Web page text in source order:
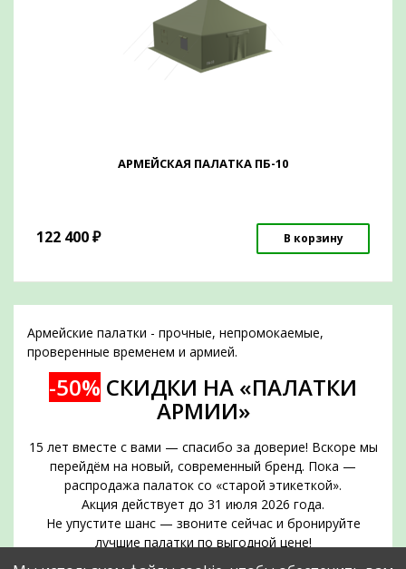
АРМЕЙСКАЯ ПАЛАТКА ПБ-10
122 400₽ В корзину
Армейские палатки - прочные, непромокаемые,
проверенные временем и армией.
-50% СКИДКИ НА «ПАЛАТКИ
АРМИИ»
15 лет вместе с вами — спасибо за доверие! Вскоре мы
перейдём на новый, современный бренд. Пока —
распродажа палаток со «старой этикеткой».
Акция действует до 31 июля 2026 года.
Не упустите шанс — звоните сейчас и бронируйте
лучшие палатки по выгодной цене!
Срок действия акции — до 31 июля 2026 года